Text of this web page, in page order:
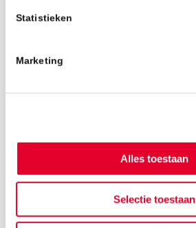
Statistieken
Marketing
Alles toestaan
Selectie toestaan